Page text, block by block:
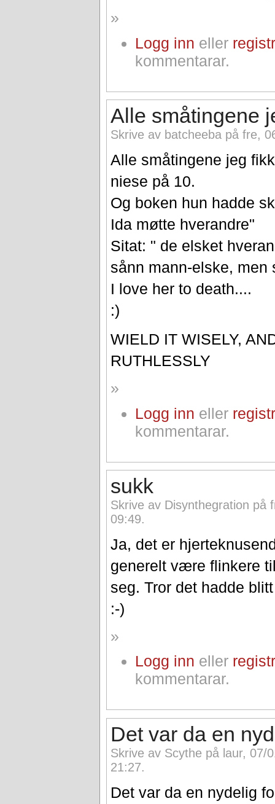
»
Logg inn eller
kommentarar.
Alle småtingene
Skrive av batcheeba på fre,
Alle småtingene jeg
niese på 10.
Og boken hun hadde
Ida møtte hverandre"
Sitat: " de elsket
sånn mann-elske, men
I love her to death....
:)
WIELD IT WISELY,
RUTHLESSLY
»
Logg inn eller
kommentarar.
sukk
Skrive av Disynthegration på
09:49.
Ja, det er
generelt være flinkere
seg. Tror det hadde
:-)
»
Logg inn eller
kommentarar.
Det var da en
Skrive av Scythe på laur, 07/
21:27.
Det var da en nydelig